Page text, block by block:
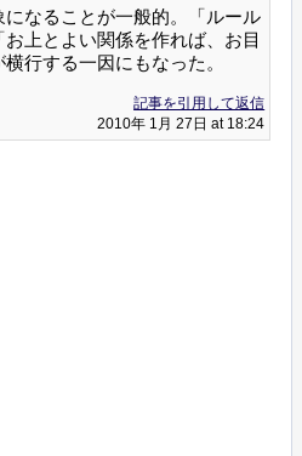
なることが一般的。「ルール
上とよい関係を作れば、お目
行する一因にもなった。
記事を引用して返信
2010年 1月 27日 at 18:24